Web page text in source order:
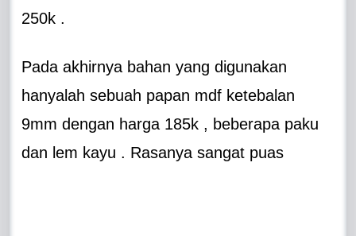
250k .
Pada akhirnya bahan yang digunakan
hanyalah sebuah papan mdf ketebalan
9mm dengan harga 185k , beberapa paku
dan lem kayu . Rasanya sangat puas